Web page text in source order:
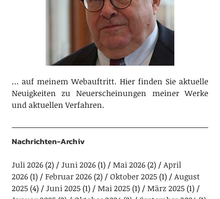
… auf meinem Webauftritt. Hier finden Sie aktuelle
Neuigkeiten zu Neuerscheinungen meiner Werke
und aktuellen Verfahren.
Nachrichten-Archiv
Juli 2026(2) Juni 2026(1) Mai 2026(2)
April
2026(1) Februar 2026(2) Oktober 2025(1)
August
2025(4) Juni 2025(1) Mai 2025(1) März 2025(1)